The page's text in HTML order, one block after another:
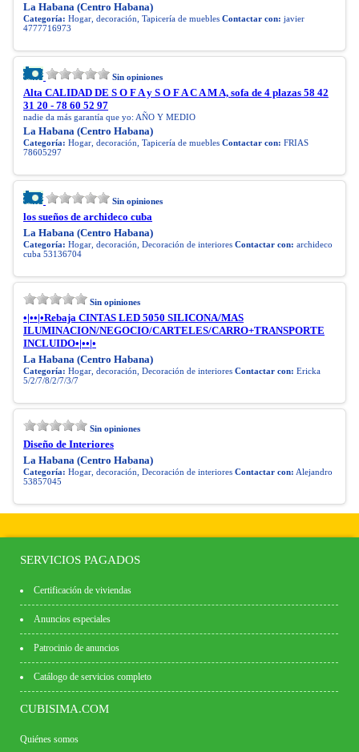
La Habana (Centro Habana)
Categoría: Hogar, decoración, Tapicería de muebles Contactar con: javier
4777716973
Sin opiniones
Alta CALIDAD DE S O F A y S O F A C A M A, sofa de 4 plazas 58 42
31 20 - 78 60 52 97
nadie da más garantía que yo: AÑO Y MEDIO
La Habana (Centro Habana)
Categoría: Hogar, decoración, Tapicería de muebles Contactar con: FRIAS
78605297
Sin opiniones
los sueños de archideco cuba
La Habana (Centro Habana)
Categoría: Hogar, decoración, Decoración de interiores Contactar con: archideco
cuba 53136704
Sin opiniones
•|••|•Rebaja CINTAS LED 5050 SILICONA/MAS
ILUMINACION/NEGOCIO/CARTELES/CARRO+TRANSPORTE
INCLUIDO•|••|•
La Habana (Centro Habana)
Categoría: Hogar, decoración, Decoración de interiores Contactar con: Ericka
5/2/7/8/2/7/3/7
Sin opiniones
Diseño de Interiores
La Habana (Centro Habana)
Categoría: Hogar, decoración, Decoración de interiores Contactar con: Alejandro
53857045
SERVICIOS PAGADOS
Certificación de viviendas
Anuncios especiales
Patrocinio de anuncios
Catálogo de servicios completo
CUBISIMA.COM
Quiénes somos